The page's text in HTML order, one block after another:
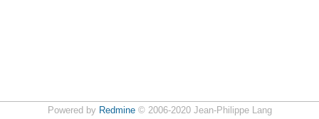
Powered by Redmine© 2006-2020 Jean-Philippe Lang